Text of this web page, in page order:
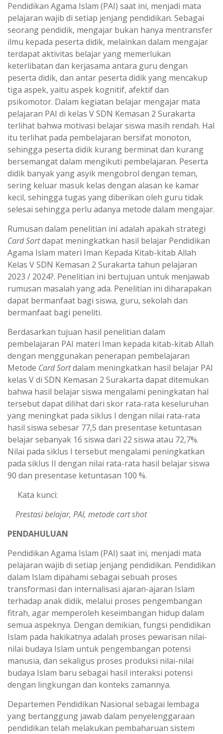
Pendidikan Agama Islam (PAI) saat ini, menjadi mata
pelajaran wajib di setiap jenjang pendidikan. Sebagai
seorang pendidik, mengajar bukan hanya mentransfer
ilmu kepada peserta didik, melainkan dalam mengajar
terdapat aktivitas belajar yang memerlukan
keterlibatan dan kerjasama antara guru dengan
peserta didik, dan antar peserta didik yang mencakup
tiga aspek, yaitu aspek kognitif, afektif dan
psikomotor. Dalam kegiatan belajar mengajar mata
pelajaran PAI di kelas V SDN Kemasan 2 Surakarta
terlihat bahwa motivasi belajar siswa masih rendah. Hal
itu terlihat pada pembelajaran bersifat monoton,
sehingga peserta didik kurang berminat dan kurang
bersemangat dalam mengikuti pembelajaran. Peserta
didik banyak yang asyik mengobrol dengan teman,
sering keluar masuk kelas dengan alasan ke kamar
kecil, sehingga tugas yang diberikan oleh guru tidak
selesai sehingga perlu adanya metode dalam mengajar.
Rumusan dalam penelitian ini adalah apakah strategi
Card Sortdapat meningkatkan hasil belajar Pendidikan
Agama Islam materi Iman Kepada Kitab-kitab Allah
Kelas V SDN Kemasan 2 Surakarta tahun pelajaran
2023 / 2024?. Penelitian ini bertujuan untuk menjawab
rumusan masalah yang ada. Penelitian ini diharapakan
dapat bermanfaat bagi siswa, guru, sekolah dan
bermanfaat bagi peneliti.
Berdasarkan tujuan hasil penelitian dalam
pembelajaran PAI materi Iman kepada kitab-kitab Allah
dengan menggunakan penerapan pembelajaran
Metode Card Sortdalam meningkatkan hasil belajar PAI
kelas V di SDN Kemasan 2 Surakarta dapat ditemukan
bahwa hasil belajar siswa mengalami peningkatan hal
tersebut dapat dilihat dari skor rata-rata keseluruhan
yang meningkat pada siklus I dengan nilai rata-rata
hasil siswa sebesar 77,5 dan presentase ketuntasan
belajar sebanyak 16 siswa dari 22 siswa atau 72,7%.
Nilai pada siklus I tersebut mengalami peningkatkan
pada siklus II dengan nilai rata-rata hasil belajar siswa
90 dan presentase ketuntasan 100 %.
Kata kunci:
Prestasi belajar, PAI, metode cart shot
PENDAHULUAN
Pendidikan Agama Islam (PAI) saat ini, menjadi mata
pelajaran wajib di setiap jenjang pendidikan. Pendidikan
dalam Islam dipahami sebagai sebuah proses
transformasi dan internalisasi ajaran-ajaran Islam
terhadap anak didik, melalui proses pengembangan
fitrah, agar memperoleh keseimbangan hidup dalam
semua aspeknya. Dengan demikian, fungsi pendidikan
Islam pada hakikatnya adalah proses pewarisan nilai-
nilai budaya Islam untuk pengembangan potensi
manusia, dan sekaligus proses produksi nilai-nilai
budaya Islam baru sebagai hasil interaksi potensi
dengan lingkungan dan konteks zamannya.
Departemen Pendidikan Nasional sebagai lembaga
yang bertanggung jawab dalam penyelenggaraan
pendidikan telah melakukan pembaharuan sistem